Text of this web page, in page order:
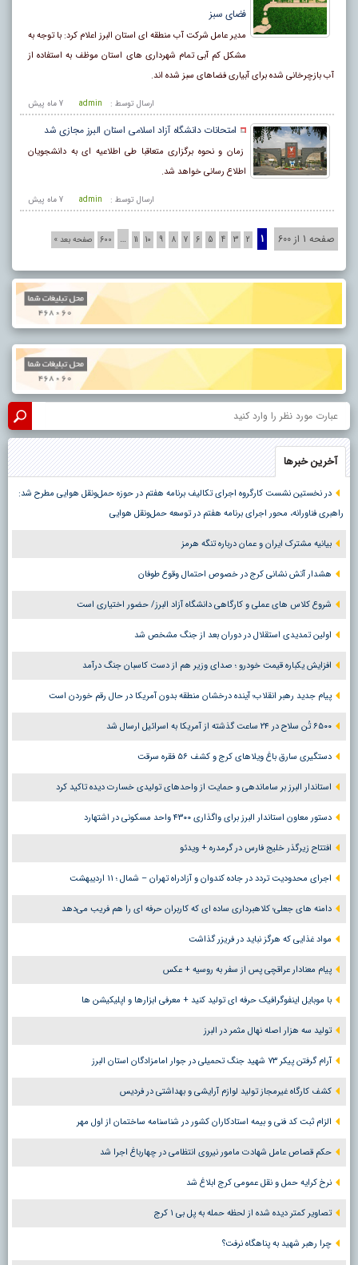
فضای سبز
مدیر عامل شرکت آب منطقه ای استان البرز اعلام کرد: با توجه به
مشکل کم آبی تمام شهرداری های استان موظف به استفاده از
آب بازچرخانی شده برای آبیاری فضاهای سبز شده اند.
7 ماه پيش ارسال توسط : admin
امتحانات دانشگاه آزاد اسلامی استان البرز مجازی شد
زمان و نحوه برگزاری متعاقبا طی اطلاعیه ای به دانشجویان
اطلاع رسانی خواهد شد.
7 ماه پيش ارسال توسط : admin
صفحه 1 از 600 1
2
3
4
5
6
7
8
9
10
11
…
600 صفحه بعد »
آخرین خبرها
در نخستین نشست کارگروه اجرای تکالیف برنامه هفتم در حوزه حمل‌ونقل هوایی مطرح شد:
راهبری فناورانه، محور اجرای برنامه هفتم در توسعه حمل‌ونقل هوایی
بیانیه مشترک ایران و عمان درباره تنگه هرمز
هشدار آتش نشانی کرج در خصوص احتمال وقوع طوفان
شروع کلاس های عملی و کارگاهی دانشگاه آزاد البرز/ حضور اختیاری است
اولین تمدیدی استقلال در دوران بعد از جنگ مشخص شد
افزایش یکباره قیمت خودرو ؛ صدای وزیر هم از دست کاسبان جنگ درآمد
پیام جدید رهبر انقلاب؛ آینده درخشان منطقه بدون آمریکا در حال رقم خوردن است
۶۵۰۰ تُن سلاح در ۲۴ ساعت گذشته از آمریکا به اسرائیل ارسال شد
دستگیری سارق باغ ویلاهای کرج و کشف ۵۶ فقره سرقت
استاندار البرز بر ساماندهی و حمایت از واحدهای تولیدی خسارت دیده تاکید کرد
دستور معاون استاندار البرز برای واگذاری ۴۳۰۰ واحد مسکونی در اشتهارد
افتتاح زیرگذر خلیج فارس در گرمدره + ویدئو
اجرای محدودیت تردد در جاده کندوان و آزادراه تهران – شمال ؛ ١١ اردیبهشت
دامنه های جعلی؛ کلاهبرداری ساده ای که کاربران حرفه ای را هم فریب می‌دهد
مواد غذایی که هرگز نباید در فریزر گذاشت
پیام معنادار عراقچی پس از سفر به روسیه + عکس
با موبایل اینفوگرافیک حرفه ای تولید کنید + معرفی ابزارها و اپلیکیشن ها
تولید سه هزار اصله نهال مثمر در البرز
آرام گرفتن پیکر ۷۳ شهید جنگ تحمیلی در جوار امامزادگان استان البرز
کشف کارگاه غیرمجاز تولید لوازم آرایشی و بهداشتی در فردیس
الزام ثبت کد فنی و بیمه استادکاران کشور در شناسنامه ساختمان از اول مهر
حکم قصاص عامل شهادت مامور نیروی انتظامی در چهارباغ اجرا شد
نرخ کرایه حمل و نقل عمومی کرج ابلاغ شد
تصاویر کمتر دیده شده از لحظه حمله به پل بی ۱ کرج
چرا رهبر شهید به پناهگاه نرفت؟